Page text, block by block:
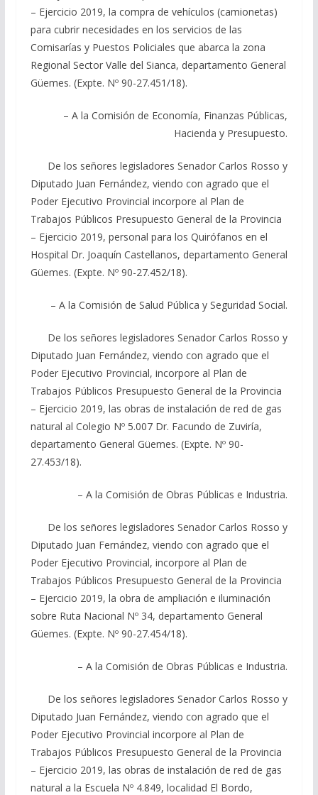
– Ejercicio 2019, la compra de vehículos (camionetas)
para cubrir necesidades en los servicios de las
Comisarías y Puestos Policiales que abarca la zona
Regional Sector Valle del Sianca, departamento General
Güemes. (Expte. Nº 90-27.451/18).
– A la Comisión de Economía, Finanzas Públicas,
Hacienda y Presupuesto.
De los señores legisladores Senador Carlos Rosso y
Diputado Juan Fernández, viendo con agrado que el
Poder Ejecutivo Provincial incorpore al Plan de
Trabajos Públicos Presupuesto General de la Provincia
– Ejercicio 2019, personal para los Quirófanos en el
Hospital Dr. Joaquín Castellanos, departamento General
Güemes. (Expte. Nº 90-27.452/18).
– A la Comisión de Salud Pública y Seguridad Social.
De los señores legisladores Senador Carlos Rosso y
Diputado Juan Fernández, viendo con agrado que el
Poder Ejecutivo Provincial, incorpore al Plan de
Trabajos Públicos Presupuesto General de la Provincia
– Ejercicio 2019, las obras de instalación de red de gas
natural al Colegio Nº 5.007 Dr. Facundo de Zuviría,
departamento General Güemes. (Expte. Nº 90-
27.453/18).
– A la Comisión de Obras Públicas e Industria.
De los señores legisladores Senador Carlos Rosso y
Diputado Juan Fernández, viendo con agrado que el
Poder Ejecutivo Provincial, incorpore al Plan de
Trabajos Públicos Presupuesto General de la Provincia
– Ejercicio 2019, la obra de ampliación e iluminación
sobre Ruta Nacional Nº 34, departamento General
Güemes. (Expte. Nº 90-27.454/18).
– A la Comisión de Obras Públicas e Industria.
De los señores legisladores Senador Carlos Rosso y
Diputado Juan Fernández, viendo con agrado que el
Poder Ejecutivo Provincial incorpore al Plan de
Trabajos Públicos Presupuesto General de la Provincia
– Ejercicio 2019, las obras de instalación de red de gas
natural a la Escuela Nº 4.849, localidad El Bordo,